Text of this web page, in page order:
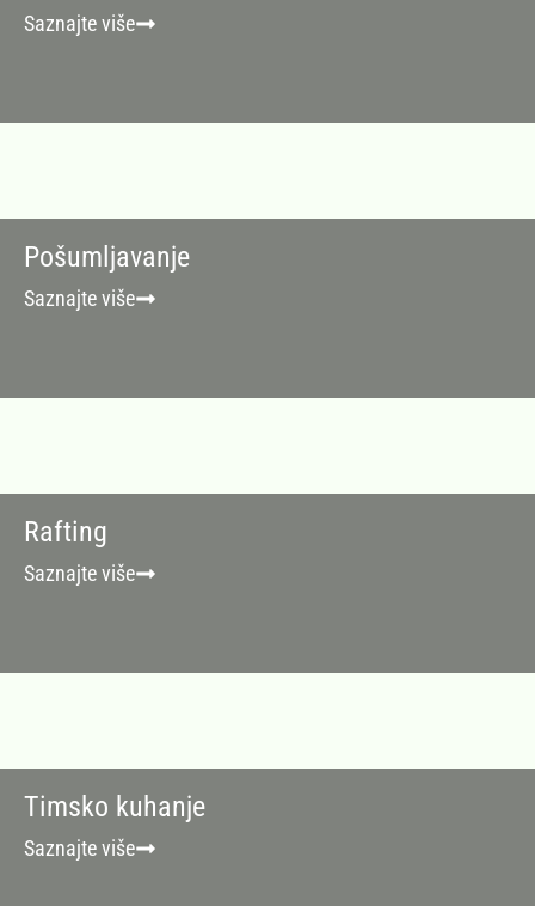
Saznajte više
Pošumljavanje
Saznajte više
Rafting
Saznajte više
Timsko kuhanje
Saznajte više